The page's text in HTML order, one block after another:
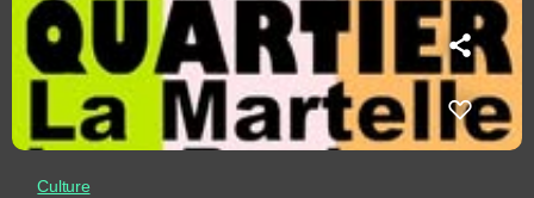
Culture